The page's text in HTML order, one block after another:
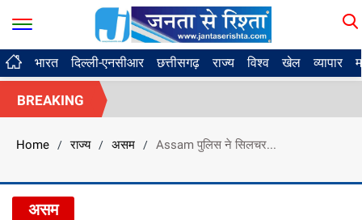
भारत दिल्ली-एनसीआर छत्तीसगढ़ राज्य विश्व खेल व्यापार
BREAKING
Home / राज्य / असम / Assam पुलिस ने सिलचर...
असम